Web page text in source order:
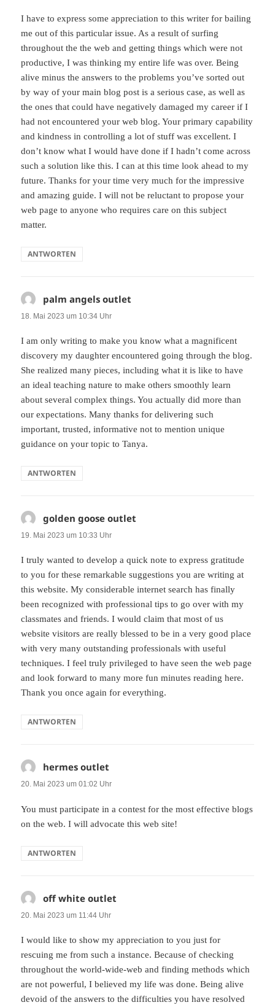
I have to express some appreciation to this writer for bailing
me out of this particular issue. As a result of surfing
throughout the the web and getting things which were not
productive, I was thinking my entire life was over. Being
alive minus the answers to the problems you’ve sorted out
by way of your main blog post is a serious case, as well as
the ones that could have negatively damaged my career if I
had not encountered your web blog. Your primary capability
and kindness in controlling a lot of stuff was excellent. I
don’t know what I would have done if I hadn’t come across
such a solution like this. I can at this time look ahead to my
future. Thanks for your time very much for the impressive
and amazing guide. I will not be reluctant to propose your
web page to anyone who requires care on this subject
matter.
ANTWORTEN
palm angels outlet
18. Mai 2023 um 10:34 Uhr
I am only writing to make you know what a magnificent
discovery my daughter encountered going through the blog.
She realized many pieces, including what it is like to have
an ideal teaching nature to make others smoothly learn
about several complex things. You actually did more than
our expectations. Many thanks for delivering such
important, trusted, informative not to mention unique
guidance on your topic to Tanya.
ANTWORTEN
golden goose outlet
19. Mai 2023 um 10:33 Uhr
I truly wanted to develop a quick note to express gratitude
to you for these remarkable suggestions you are writing at
this website. My considerable internet search has finally
been recognized with professional tips to go over with my
classmates and friends. I would claim that most of us
website visitors are really blessed to be in a very good place
with very many outstanding professionals with useful
techniques. I feel truly privileged to have seen the web page
and look forward to many more fun minutes reading here.
Thank you once again for everything.
ANTWORTEN
hermes outlet
20. Mai 2023 um 01:02 Uhr
You must participate in a contest for the most effective blogs
on the web. I will advocate this web site!
ANTWORTEN
off white outlet
20. Mai 2023 um 11:44 Uhr
I would like to show my appreciation to you just for
rescuing me from such a instance. Because of checking
throughout the world-wide-web and finding methods which
are not powerful, I believed my life was done. Being alive
devoid of the answers to the difficulties you have resolved